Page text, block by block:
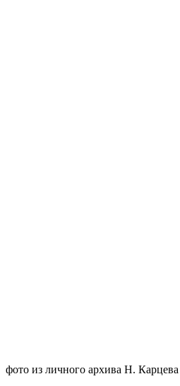
фото из личного архива Н. Карцева